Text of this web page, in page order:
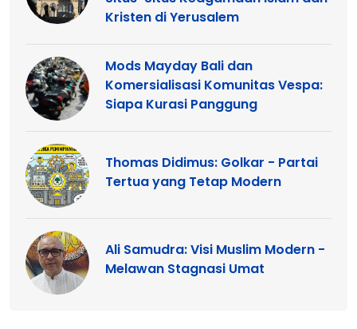
Kristen di Yerusalem
Mods Mayday Bali dan
Komersialisasi Komunitas Vespa:
Siapa Kurasi Panggung
Thomas Didimus: Golkar - Partai
Tertua yang Tetap Modern
Ali Samudra: Visi Muslim Modern -
Melawan Stagnasi Umat